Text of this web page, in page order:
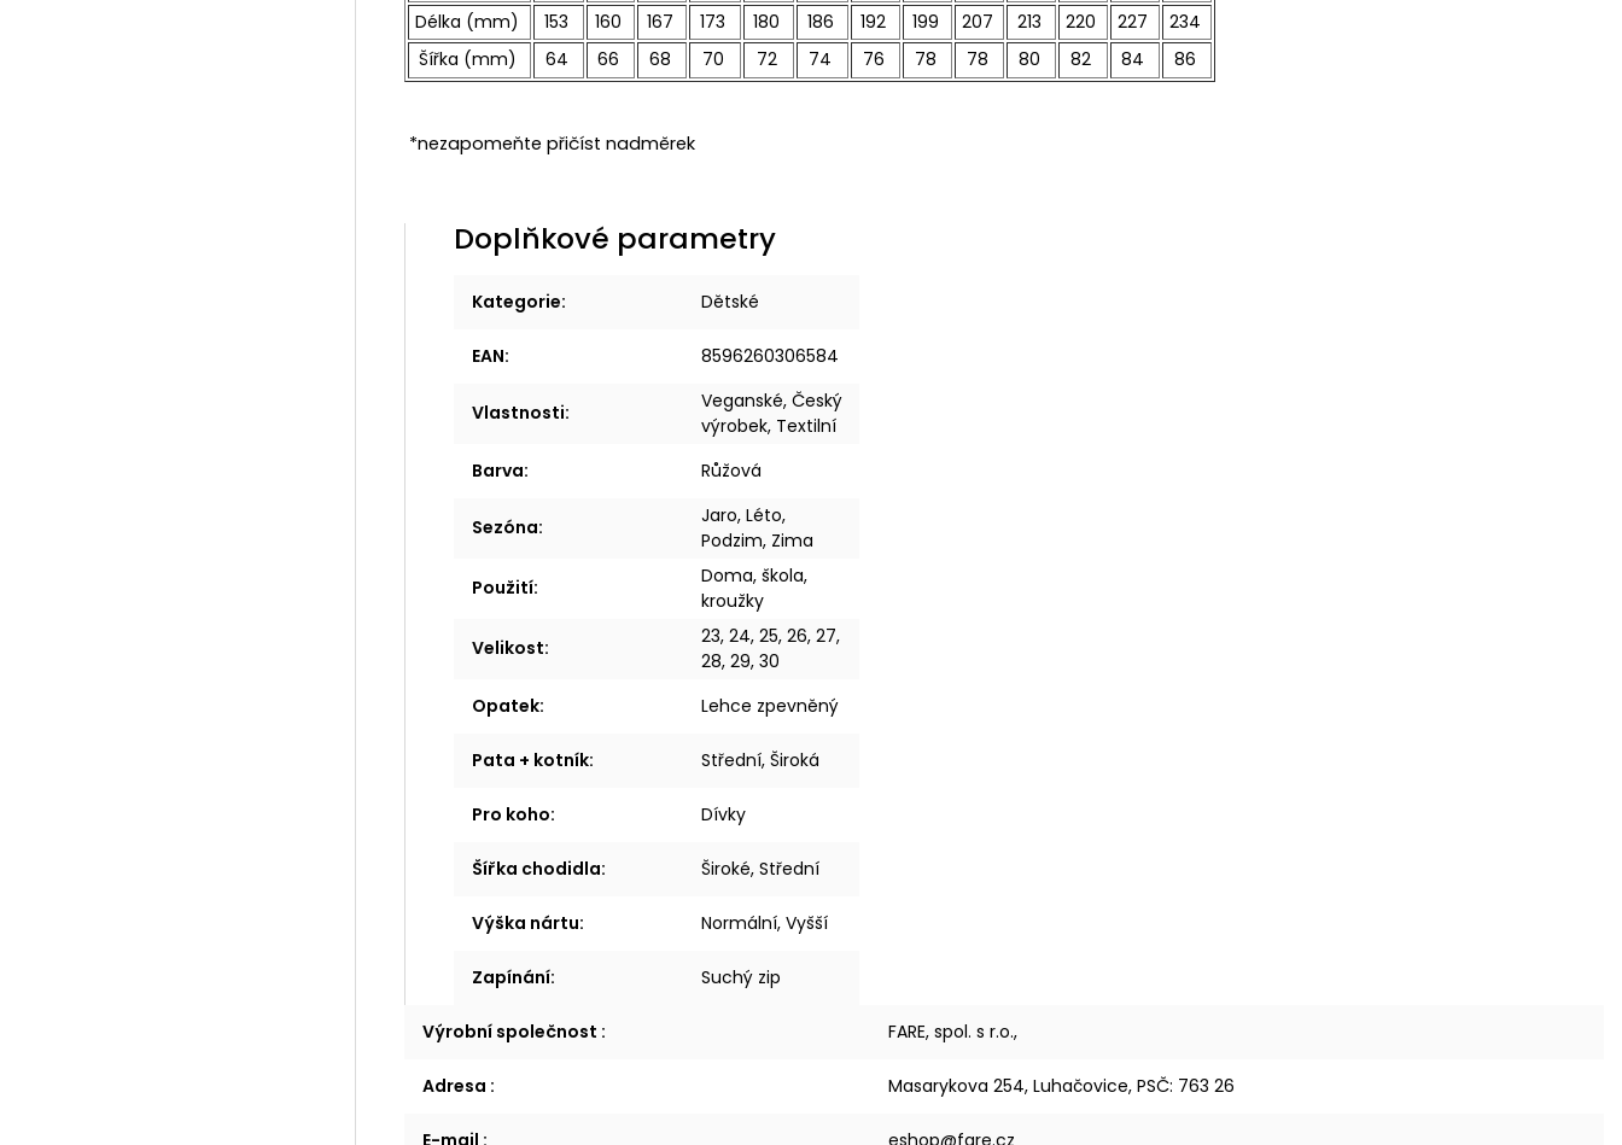
Délka (mm)
153 160 167 173 180 186 192 199 207 213 220 227
234
Šířka (mm)
64 66 68 70 72 74 76 78 78 80 82 84 86
*nezapomeňte přičíst nadměrek
Doplňkové parametry
Kategorie: Dětské
EAN: 8596260306584
Vlastnosti:
Veganské, Český
výrobek, Textilní
Barva: Růžová
Sezóna:
Jaro, Léto,
Podzim, Zima
Použití:
Doma, škola,
kroužky
Velikost:
23, 24, 25, 26, 27,
28, 29, 30
Opatek: Lehce zpevněný
Pata + kotník: Střední, Široká
Pro koho: Dívky
Šířka chodidla: Široké, Střední
Výška nártu: Normální, Vyšší
Zapínání: Suchý zip
Výrobní společnost : FARE, spol. s r.o.,
Adresa : Masarykova 254, Luhačovice, PSČ: 763 26
E-mail : eshop@fare.cz